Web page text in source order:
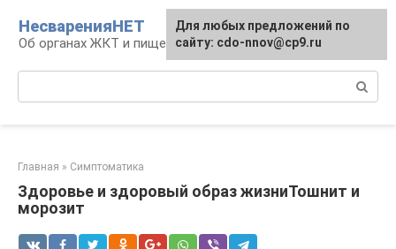
контенту
НесваренияНЕТ
Об органах ЖКТ и пищеварении
Главная » Симптоматика
Здоровье и здоровый образ жизниТошнит и
морозит
Для любых предложений по
сайту: cdo-nnov@cp9.ru